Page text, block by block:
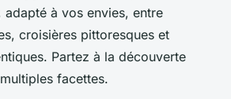
adapté à vos envies, entre
croisières pittoresques et
Partez à la découverte
facettes.